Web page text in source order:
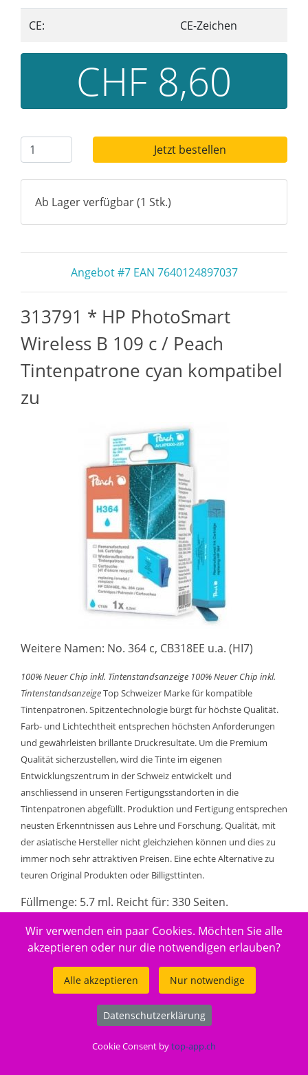
CE: CE-Zeichen
CHF 8,60
Jetzt bestellen
Ab Lager verfügbar (1 Stk.)
Angebot #7 EAN 7640124897037
313791 * HP PhotoSmart
Wireless B 109 c / Peach
Tintenpatrone cyan kompatibel
zu
Weitere Namen: No. 364 c, CB318EE u.a. (HI7)
100% Neuer Chip inkl. Tintenstandsanzeige 100% Neuer Chip inkl.
TintenstandsanzeigeTop Schweizer Marke für kompatible
Tintenpatronen. Spitzentechnologie bürgt für höchste Qualität.
Farb- und Lichtechtheit entsprechen höchsten Anforderungen
und gewährleisten brillante Druckresultate. Um die Premium
Qualität sicherzustellen, wird die Tinte im eigenen
Entwicklungszentrum in der Schweiz entwickelt und
anschliessend in unseren Fertigungsstandorten in die
Tintenpatronen abgefüllt. Produktion und Fertigung entsprechen
neusten Erkenntnissen aus Lehre und Forschung. Qualität, mit
der asiatische Hersteller nicht gleichziehen können und dies zu
immer noch sehr attraktiven Preisen. Eine echte Alternative zu
teuren Original Produkten oder Billigsttinten.
Füllmenge: 5.7 ml. Reicht für: 330 Seiten.
Gut zu wissen
Entsorgung: GruenePunkt
Entsorgungsorganisation: ElektroG-Zeichen
Standard
Wir verwenden ein paar Cookies. Möchten Sie alle
akzeptieren oder nur die notwendigen erlauben?
Alle akzeptieren Nur notwendige
Datenschutzerklärung
Cookie Consent bytop-app.ch